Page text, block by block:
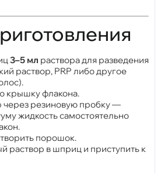
3–5 мл раствора для разведения
раствор, PRP либо другое
крышку флакона.
через резиновую пробку —
жидкость самостоятельно
порошок.
раствор в шприц и приступить к